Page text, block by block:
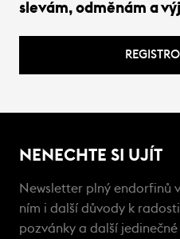
slevám, odměnám a
NENECHTE SI UJÍT
Newsletter plný endorfinů
ním i další důvody k
pozvánky a další